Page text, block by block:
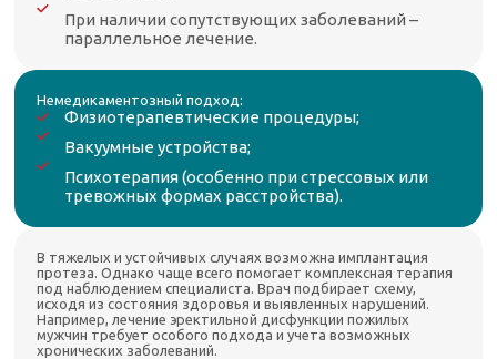
При наличии сопутствующих заболеваний –
параллельное лечение.
Немедикаментозный подход:
Физиотерапевтические процедуры;
Вакуумные устройства;
Психотерапия (особенно при стрессовых или
тревожных формах расстройства).
В тяжелых и устойчивых случаях возможна имплантация
протеза. Однако чаще всего помогает комплексная терапия
под наблюдением специалиста. Врач подбирает схему,
исходя из состояния здоровья и выявленных нарушений.
Например, лечение эректильной дисфункции пожилых
мужчин требует особого подхода и учета возможных
хронических заболеваний.